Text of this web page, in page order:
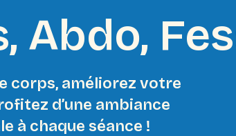
Abdo,
corps, améliorez votre
d’une ambiance
à chaque séance !